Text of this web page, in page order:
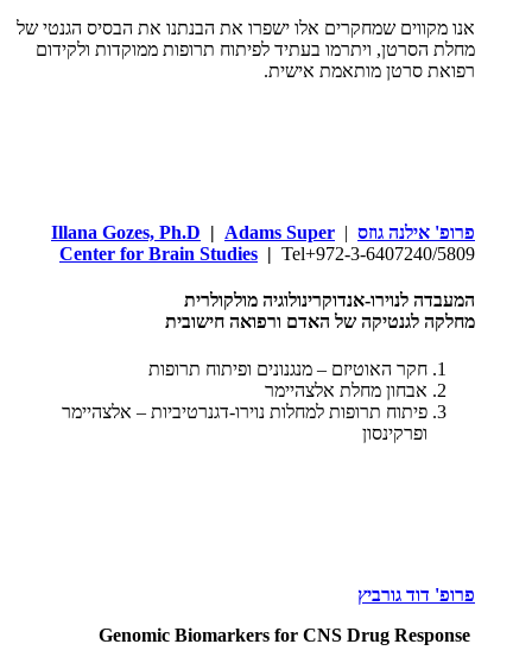
אנו מקווים שמחקרים אלו ישפרו את הבנתנו את הבסיס הגנטי של
מחלת הסרטן, ויתרמו בעתיד לפיתוח תרופות ממוקדות ולקידום
רפואת סרטן מותאמת אישית.
פרופ' אילנה גוזס |
Illana Gozes, Ph.D | Adams Super
Center for Brain Studies | Tel+972-3-6407240/5809
המעבדה לנוירו-אנדוקרינולוגיה מולקולרית
מחלקה לגנטיקה של האדם ורפואה חישובית
חקר האוטיזם – מנגנונים ופיתוח תרופות
אבחון מחלת אלצהיימר
פיתוח תרופות למחלות נוירו-דגנרטיביות – אלצהיימר
ופרקינסון
פרופ' דוד גורביץ
Genomic Biomarkers for CNS Drug Response